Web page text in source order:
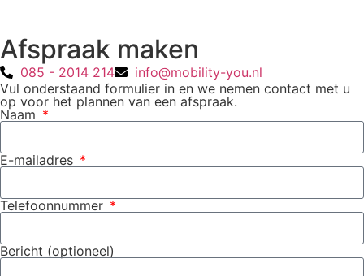
Afspraak maken
085 - 2014 214
info@mobility-you.nl
Vul onderstaand formulier in en we nemen contact met u
op voor het plannen van een afspraak.
Naam
E-mailadres
Telefoonnummer
Bericht (optioneel)